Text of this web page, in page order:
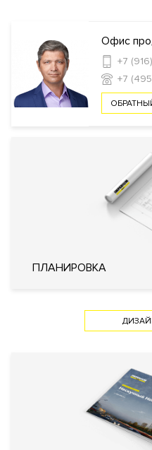
Инфраструктура в
Спа-салон Wellness-клуб
сервис
Автомойка
КПП
Кондиционирование
Офис
+7
+7
ПЛАНИРОВКА